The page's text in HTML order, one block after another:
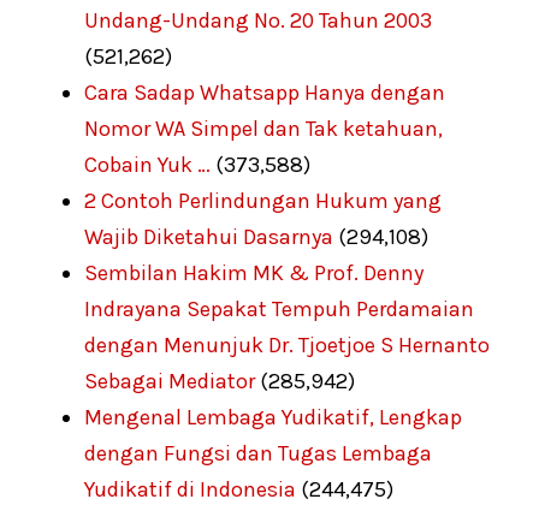
Undang-Undang No. 20 Tahun 2003
(521,262)
Cara Sadap Whatsapp Hanya dengan
Nomor WA Simpel dan Tak ketahuan,
Cobain Yuk … (373,588)
2 Contoh Perlindungan Hukum yang
Wajib Diketahui Dasarnya (294,108)
Sembilan Hakim MK & Prof. Denny
Indrayana Sepakat Tempuh Perdamaian
dengan Menunjuk Dr. Tjoetjoe S Hernanto
Sebagai Mediator (285,942)
Mengenal Lembaga Yudikatif, Lengkap
dengan Fungsi dan Tugas Lembaga
Yudikatif di Indonesia (244,475)